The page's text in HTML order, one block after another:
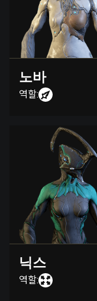
노바
역할:
닉스
역할: